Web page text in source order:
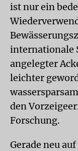
ist nur ein
internationale
angelegter
leichter
den
Forschung.
Gerade neu